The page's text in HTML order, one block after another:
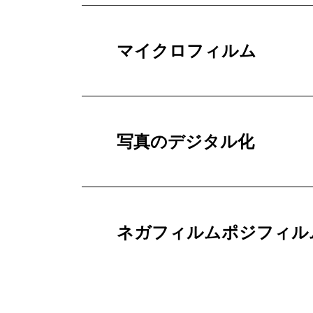
マイクロフィルム
写真のデジタル化
ネガフィルムポジフィル